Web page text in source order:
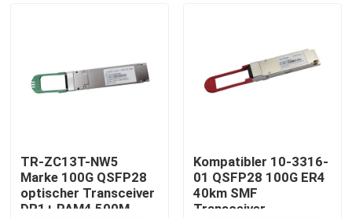
TR-ZC13T-NW5
Marke 100G QSFP28
optischer Transceiver
DR1+ PAM4 500M
Kompatibler 10-3316-
01 QSFP28 100G ER4
40km SMF
Transceiver